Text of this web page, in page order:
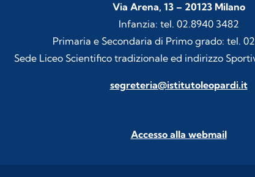
Via Arena, 13 – 20123 Milano
Infanzia: tel. 02.8940 3482
Primaria e Secondaria di Primo grado: tel.
Sede Liceo Scientifico tradizionale ed indirizzo
segreteria@istitutoleopardi.it
Accesso alla webmail